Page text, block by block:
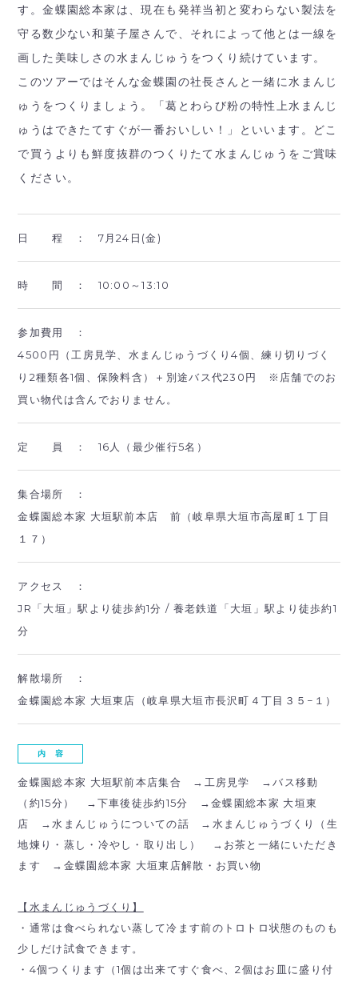
す。金蝶園総本家は、現在も発祥当初と変わらない製法を
守る数少ない和菓子屋さんで、それによって他とは一線を
画した美味しさの水まんじゅうをつくり続けています。
このツアーではそんな金蝶園の社長さんと一緒に水まんじ
ゅうをつくりましょう。「葛とわらび粉の特性上水まんじ
ゅうはできたてすぐが一番おいしい！」といいます。どこ
で買うよりも鮮度抜群のつくりたて水まんじゅうをご賞味
ください。
日 程 ： 7月24日(金)
時 間 ： 10:00～13:10
参加費用 ：
4500円（工房見学、水まんじゅうづくり4個、練り切りづく
り2種類各1個、保険料含）＋別途バス代230円 ※店舗でのお
買い物代は含んでおりません。
定 員 ： 16人（最少催行5名）
集合場所 ：
金蝶園総本家 大垣駅前本店 前（岐阜県大垣市高屋町１丁目
１７）
アクセス ：
JR「大垣」駅より徒歩約1分 / 養老鉄道「大垣」駅より徒歩約1
分
解散場所 ：
金蝶園総本家 大垣東店（岐阜県大垣市長沢町４丁目３５−１）
内 容
金蝶園総本家 大垣駅前本店集合 →工房見学 →バス移動
（約15分） →下車後徒歩約15分 →金蝶園総本家 大垣東
店 →水まんじゅうについての話 →水まんじゅうづくり（生
地煉り・蒸し・冷やし・取り出し） →お茶と一緒にいただき
ます →金蝶園総本家 大垣東店解散・お買い物
【水まんじゅうづくり】
・通常は食べられない蒸して冷ます前のトロトロ状態のものも
少しだけ試食できます。
・4個つくります（1個は出来てすぐ食べ、2個はお皿に盛り付